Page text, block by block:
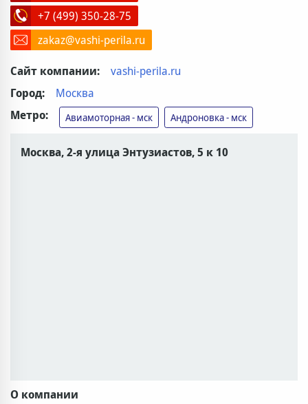
+7 (499) 350-28-75
zakaz@vashi-perila.ru
Сайт компании:
vashi-perila.ru
Город:
Москва
Метро:
Авиамоторная - мск Андроновка - мск
Москва, 2-я улица Энтузиастов, 5 к 10
О компании